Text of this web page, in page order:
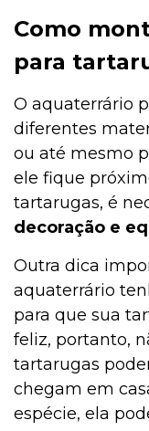
Como
para
O aquaterrário
diferentes
ou até mesmo
ele fique
tartarugas, é
decoração e
Outra dica
aquaterrário
para que sua
feliz, portanto,
tartarugas
chegam em
espécie, ela